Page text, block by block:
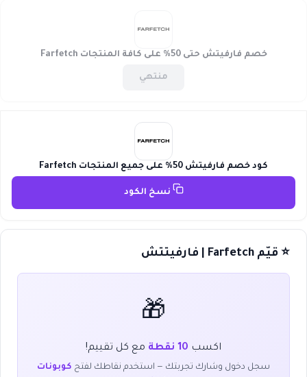
خصم فارفيتش حتى 50% على كافة المنتجات Farfetch
منتهي
كود خصم فارفيتش 50% على جميع المنتجات Farfetch
نسخ الكود
⭐ قيّم Farfetch | فارفيتتش
🎁
اكسب 10 نقطة مع كل تقييم!
سجل دخول وشارك تجربتك — استخدم نقاطك لفتح كوبونات